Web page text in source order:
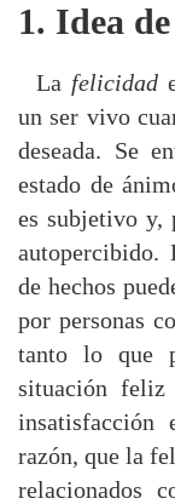
1. Idea
La felicidad
un ser vivo
deseada. Se
estado de
es subjetivo y,
autopercibido.
de hechos
por personas
tanto lo que
situación feliz
insatisfacción
razón, que la
relacionados